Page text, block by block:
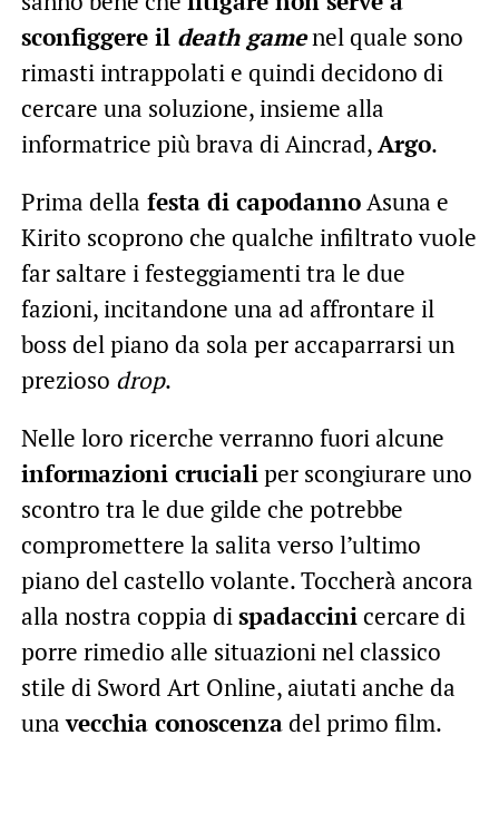
sconfiggere il death gamenel quale sono
rimasti intrappolati e quindi decidono di
cercare una soluzione, insieme alla
informatrice più brava di Aincrad,Argo.
Prima della festa di capodannoAsuna e
Kirito scoprono che qualche infiltrato vuole
far saltare i festeggiamenti tra le due
fazioni, incitandone una ad affrontare il
boss del piano da sola per accaparrarsi un
prezioso drop.
Nelle loro ricerche verranno fuori alcune
informazioni crucialiper scongiurare uno
scontro tra le due gilde che potrebbe
compromettere la salita verso l’ultimo
piano del castello volante. Toccherà ancora
alla nostra coppia dispadaccinicercare di
porre rimedio alle situazioni nel classico
stile di Sword Art Online, aiutati anche da
unavecchia conoscenzadel primo film.